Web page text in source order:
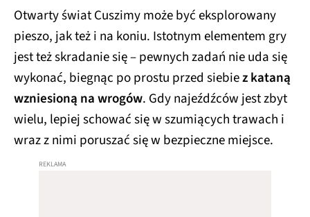
Otwarty świat Cuszimy może być eksplorowany
pieszo, jak też i na koniu. Istotnym elementem gry
jest też skradanie się – pewnych zadań nie uda się
wykonać, biegnąc po prostu przed siebiez kataną
wzniesioną na wrogów. Gdy najeźdźców jest zbyt
wielu, lepiej schować się w szumiących trawach i
wraz z nimi poruszać się w bezpieczne miejsce.